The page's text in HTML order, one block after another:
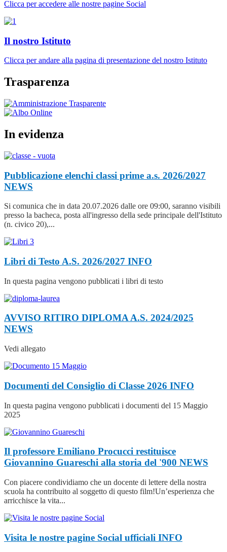
Clicca per accedere alle nostre pagine Social
Il nostro Istituto
Clicca per andare alla pagina di presentazione del nostro Istituto
Trasparenza
In evidenza
Pubblicazione elenchi classi prime a.s. 2026/2027
NEWS
Si comunica che in data 20.07.2026 dalle ore 09:00, saranno visibili
presso la bacheca, posta all'ingresso della sede principale dell'Istituto
(n. civico 20),...
Libri di Testo A.S. 2026/2027 INFO
In questa pagina vengono pubblicati i libri di testo
AVVISO RITIRO DIPLOMA A.S. 2024/2025
NEWS
Vedi allegato
Documenti del Consiglio di Classe 2026 INFO
In questa pagina vengono pubblicati i documenti del 15 Maggio
2025
Il professore Emiliano Procucci restituisce
Giovannino Guareschi alla storia del '900 NEWS
Con piacere condividiamo che un docente di lettere della nostra
scuola ha contribuito al soggetto di questo film!Un’esperienza che
arricchisce la vita...
Visita le nostre pagine Social ufficiali INFO